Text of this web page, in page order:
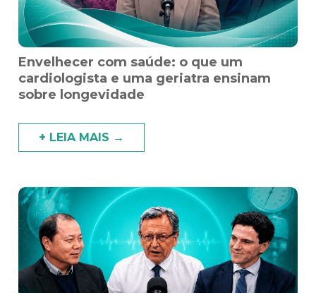
Envelhecer com saúde: o que um
cardiologista e uma geriatra ensinam
sobre longevidade
+ LEIA MAIS →